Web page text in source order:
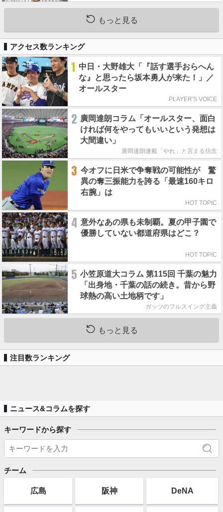
もっと見る
アクセス数ランキング
1 中日・大野雄大「『話す選手おらへん
な』と思ったら坂本勇人が来た！」／
オールスター
PLAYER'S VOICE
2 廣岡達朗コラム「オールスター、面白
ければ何をやってもいいという発想は
大間違い」
廣岡達朗連載「やれ」と言える信念
3 今オフに日米で争奪戦の可能性が 驚
異の奪三振能力を誇る「最速160キロ
右腕」は
HOT TOPIC
4 意外なあの県も未制覇。夏の甲子園で
優勝していない都道府県はどこ？
HOT TOPIC
5 小笠原道大コラム 第115回 千葉の魅力
「出身地・千葉の話の続き。昔から野
球熱の高い土地柄です」
ガッツのフルスイング主義
もっと見る
注目数ランキング
ニュース&コラムを探す
キーワードから探す
チーム
広島 阪神 DeNA